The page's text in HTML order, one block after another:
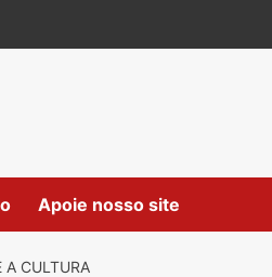
Apoie nosso site
A CULTURA